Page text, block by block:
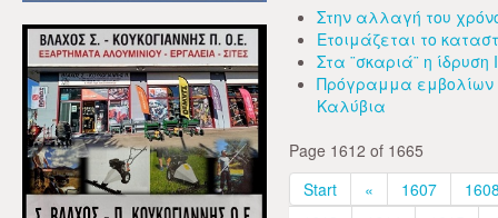
Στην αλλαγή του
Ετοιμάζεται το
Στα ¨σκαριά¨ η ίδρυση
Πρόγραμμα εμβολίων
Καλύβια
Page 1612 of 1665
Start
« 1607